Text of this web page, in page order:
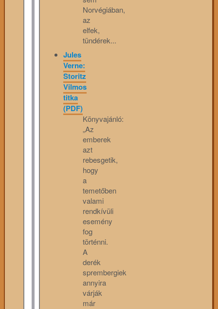
Norvégiában,
az
elfek,
tündérek...
Jules
Verne:
Storitz
Vilmos
titka
(PDF)
Könyvajánló:
„Az
emberek
azt
rebesgetik,
hogy
a
temetőben
valami
rendkívüli
esemény
fog
történni.
A
derék
sprembergiek
annyira
várják
már